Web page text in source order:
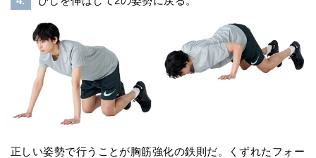
正しい姿勢で行うことが胸筋強化の鉄則だ。くずれたフォー